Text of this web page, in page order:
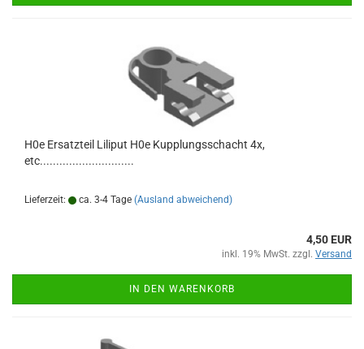
H0e Ersatzteil Liliput H0e Kupplungsschacht 4x,
etc.............................
Lieferzeit: ca. 3-4 Tage (Ausland abweichend)
4,50 EUR
inkl. 19% MwSt. zzgl. Versand
IN DEN WARENKORB